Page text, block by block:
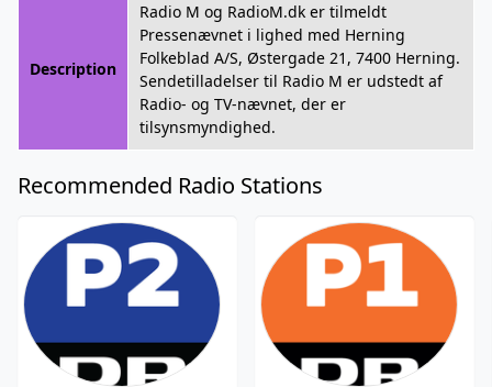
Description
Radio M og RadioM.dk er tilmeldt
Pressenævnet i lighed med Herning
Folkeblad A/S, Østergade 21, 7400 Herning.
Sendetilladelser til Radio M er udstedt af
Radio- og TV-nævnet, der er
tilsynsmyndighed.
Recommended Radio Stations